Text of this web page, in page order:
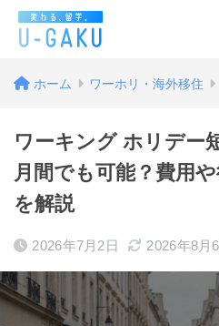
ホーム ワーホリ・海外移住
ワーキング ホリデー
月間でも可能？費用
を解説
2026年7月2日 2026年8月